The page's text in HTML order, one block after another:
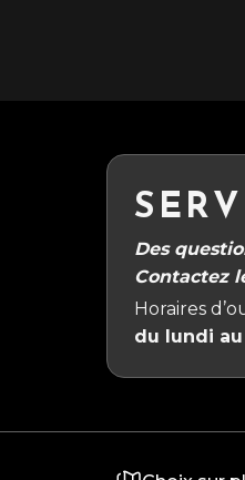
Des
Contactez
Horaires
du lundi au